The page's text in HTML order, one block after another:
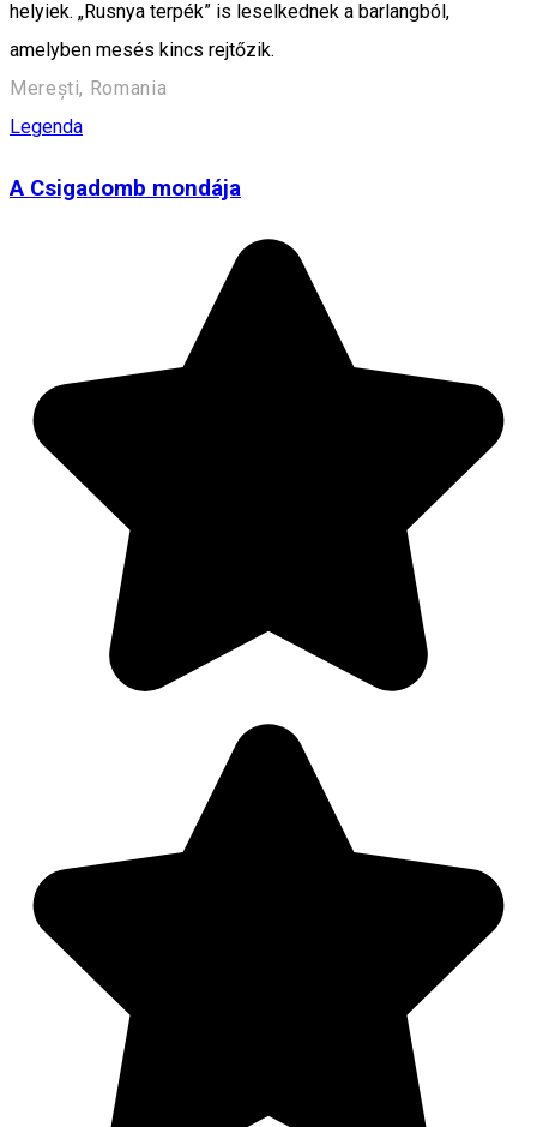
helyiek. „Rusnya terpék” is leselkednek a barlangból,
amelyben mesés kincs rejtőzik.
Merești, Romania
Legenda
A Csigadomb mondája